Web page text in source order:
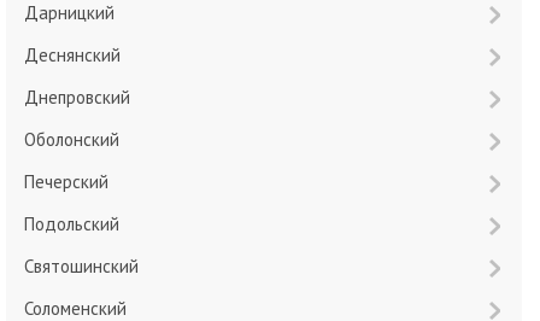
Дарницкий
Деснянский
Днепровский
Оболонский
Печерский
Подольский
Святошинский
Соломенский